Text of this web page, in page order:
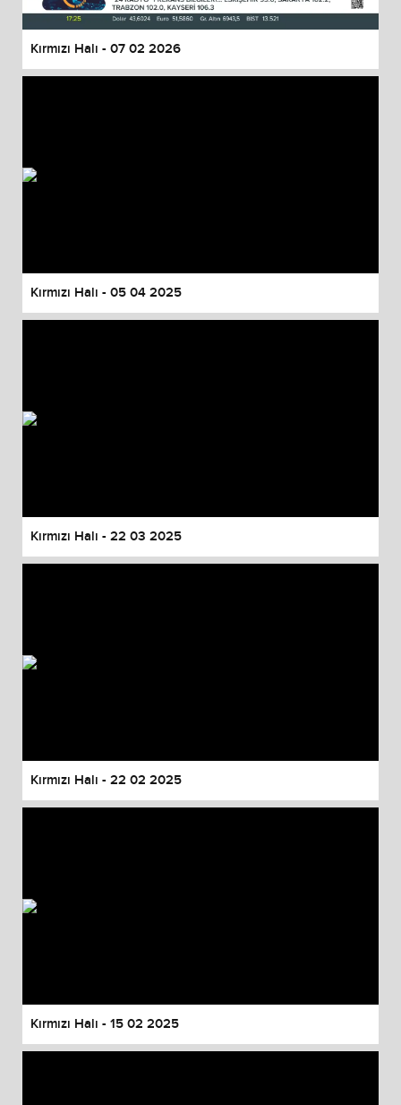
Kırmızı Halı - 07 02 2026
Kırmızı Halı - 05 04 2025
Kırmızı Halı - 22 03 2025
Kırmızı Halı - 22 02 2025
Kırmızı Halı - 15 02 2025